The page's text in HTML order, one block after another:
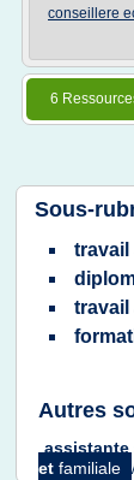
conseillere
6
Sous-
travail
travail
Autres
assistante
et familiale